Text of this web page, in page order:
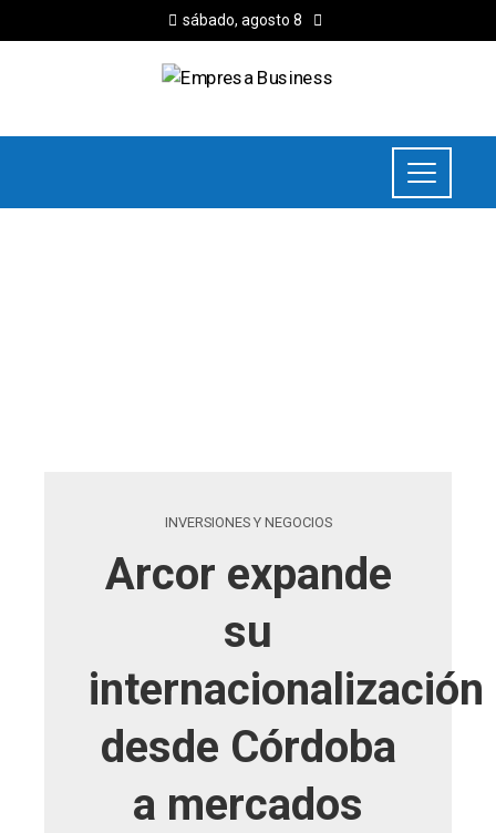
sábado, agosto 8
INVERSIONES Y NEGOCIOS
Arcor expande
su
internacionalización
desde Córdoba
a mercados